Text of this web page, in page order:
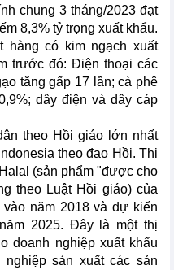
chung 3 tháng/2023 đạt
8,3% tỷ trọng xuất khẩu.
hàng có kim ngạch xuất
trước đó: Điện thoại các
tăng gấp 17 lần; cà phê
dây điện và dây cáp
theo Hồi giáo lớn nhất
theo đạo Hồi. Thị
(sản phẩm "được cho
theo Luật Hồi giáo) của
vào năm 2018 và dự kiến
2025. Đây là một thị
doanh nghiệp xuất khẩu
sản xuất các sản